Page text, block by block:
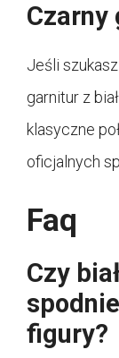
Czarny
Jeśli
garnitur z
klasyczne
oficjalnych
Faq
Czy
figury?